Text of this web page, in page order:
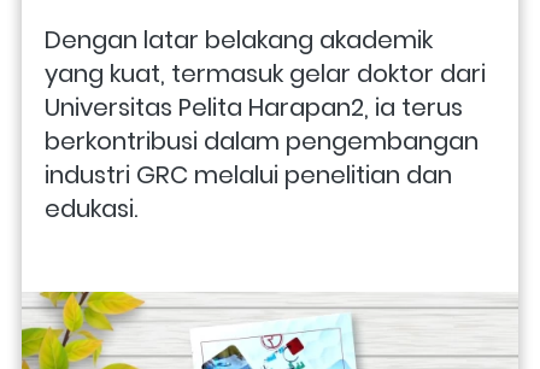
Dengan latar belakang akademik
yang kuat, termasuk gelar doktor dari
Universitas Pelita Harapan2, ia terus
berkontribusi dalam pengembangan
industri GRC melalui penelitian dan
edukasi.